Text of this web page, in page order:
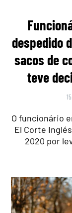
despedido
sacos de
teve
O funcionário
El Corte
2020 por